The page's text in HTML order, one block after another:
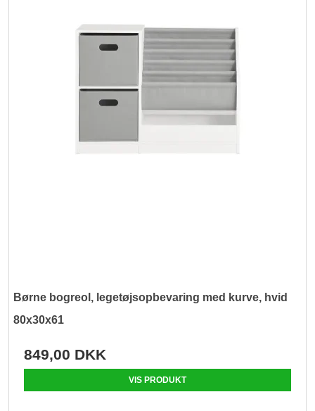
Børne bogreol, legetøjsopbevaring med kurve, hvid
80x30x61
849,00 DKK
VIS PRODUKT